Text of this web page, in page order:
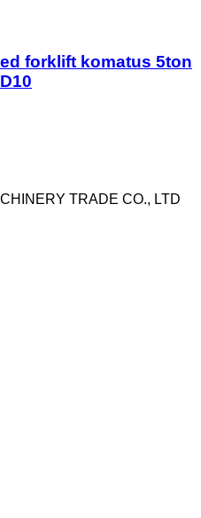
forklift komatus 5ton
TRADE CO., LTD